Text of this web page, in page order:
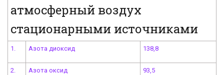
атмосферный воздух
стационарными источниками
1. Азота диоксид 138,8
2. Азота оксид 93,5